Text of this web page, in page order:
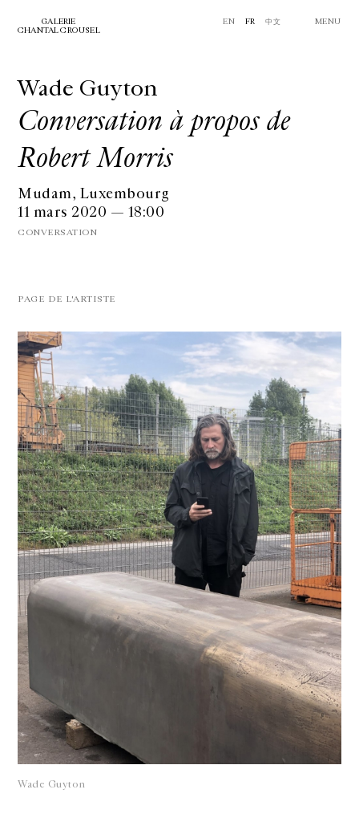
GALERIE
CHANTAL CROUSEL
EN FR 中文 MENU
Wade Guyton
Conversation à propos de
Robert Morris
Mudam, Luxembourg
11 mars 2020 — 18:00
CONVERSATION
Wade Guyton
PAGE DE L'ARTISTE